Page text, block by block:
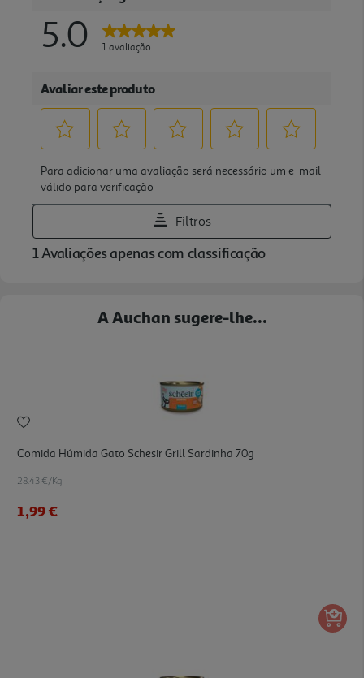
A Auchan sugere-lhe...
Comida Húmida Gato Schesir Grill Sardinha 70g
28.43 €/Kg
1,99 €